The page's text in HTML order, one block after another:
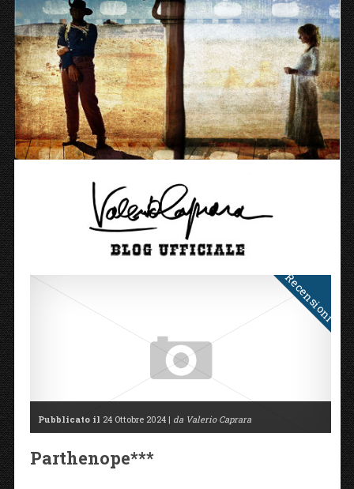
Recensioni
Pubblicato il 24 Ottobre 2024 | da Valerio Caprara
Parthenope***